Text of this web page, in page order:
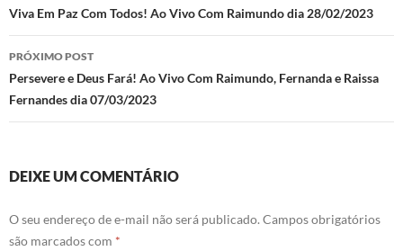
de
posts
Viva Em Paz Com Todos! Ao Vivo Com Raimundo dia 28/02/2023
PRÓXIMO POST
Persevere e Deus Fará! Ao Vivo Com Raimundo, Fernanda e Raissa
Fernandes dia 07/03/2023
DEIXE UM COMENTÁRIO
O seu endereço de e-mail não será publicado. Campos obrigatórios
são marcados com *